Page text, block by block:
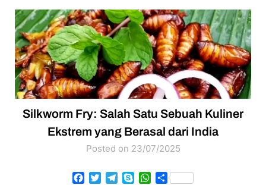
Silkworm Fry: Salah Satu Sebuah Kuliner
Ekstrem yang Berasal dari India
Posted on 23/07/2025
Facebook
TwitterTelegram
SkypeWhatsApp
Share